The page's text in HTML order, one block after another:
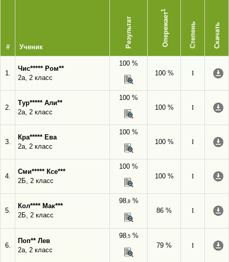
# Ученик Результат Опережает
1
Степень Скачать
1.
Чис***** Ром**
2а, 2 класс
100 %
100 %
I
2.
Тур***** Али**
2а, 2 класс
100 %
100 %
I
3.
Кра***** Ева
2а, 2 класс
100 %
100 %
I
4.
Сми***** Ксе***
2Б, 2 класс
100 %
100 %
I
5.
Кол**** Мак***
2Б, 2 класс
98,8%
86 %
I
6.
Поп** Лев
2а, 2 класс
98,5%
79 %
I